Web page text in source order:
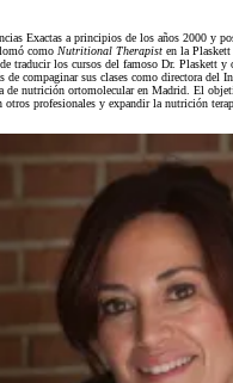
Exactas a principios de los años 2000 y
como Nutritional Therapist en la
de traducir los cursos del famoso Dr. Plaskett
de compaginar sus clases como directora del
de nutrición ortomolecular en Madrid. El
profesionales y expandir la nutrición